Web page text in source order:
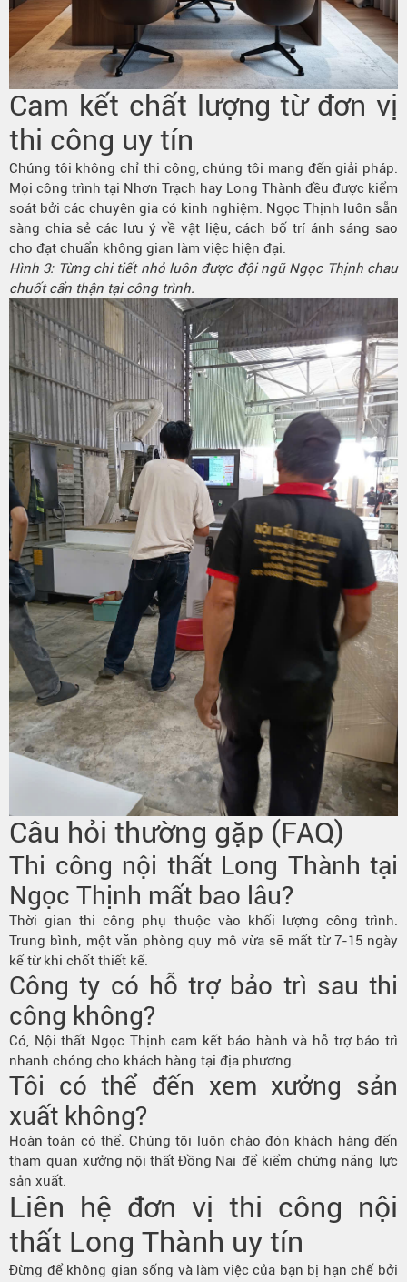
Cam kết chất lượng từ đơn vị
thi công uy tín
Chúng tôi không chỉ thi công, chúng tôi mang đến giải pháp.
Mọi công trình tại Nhơn Trạch hay Long Thành đều được kiểm
soát bởi các chuyên gia có kinh nghiệm. Ngọc Thịnh luôn sẵn
sàng chia sẻ các lưu ý về vật liệu, cách bố trí ánh sáng sao
cho đạt chuẩn không gian làm việc hiện đại.
Hình 3: Từng chi tiết nhỏ luôn được đội ngũ Ngọc Thịnh chau
chuốt cẩn thận tại công trình.
Câu hỏi thường gặp (FAQ)
Thi công nội thất Long Thành tại
Ngọc Thịnh mất bao lâu?
Thời gian thi công phụ thuộc vào khối lượng công trình.
Trung bình, một văn phòng quy mô vừa sẽ mất từ 7-15 ngày
kể từ khi chốt thiết kế.
Công ty có hỗ trợ bảo trì sau thi
công không?
Có, Nội thất Ngọc Thịnh cam kết bảo hành và hỗ trợ bảo trì
nhanh chóng cho khách hàng tại địa phương.
Tôi có thể đến xem xưởng sản
xuất không?
Hoàn toàn có thể. Chúng tôi luôn chào đón khách hàng đến
tham quanxưởng nội thất Đồng Nai để kiểm chứng năng lực
sản xuất.
Liên hệ đơn vị thi công nội
thất Long Thành uy tín
Đừng để không gian sống và làm việc của bạn bị hạn chế bởi